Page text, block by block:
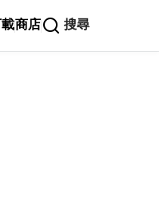
載商店 搜尋